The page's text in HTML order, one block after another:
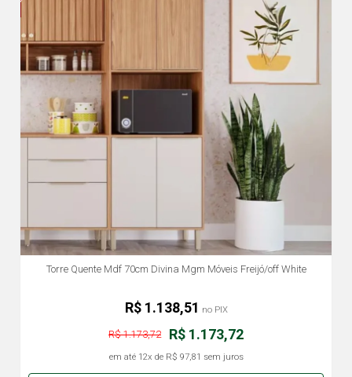
Torre Quente Mdf 70cm Divina Mgm Móveis Freijó/off White
R$ 1.173,72
R$ 1.173,72
em até 12x de R$ 97,81 sem juros
R$ 1.138,51 no PIX